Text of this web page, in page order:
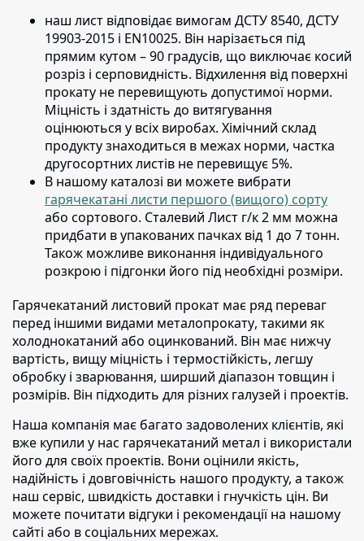
наш лист відповідає вимогам ДСТУ 8540, ДСТУ
19903-2015 і EN10025. Він нарізається під
прямим кутом – 90 градусів, що виключає косий
розріз і серповидність. Відхилення від поверхні
прокату не перевищують допустимої норми.
Міцність і здатність до витягування
оцінюються у всіх виробах. Хімічний склад
продукту знаходиться в межах норми, частка
другосортних листів не перевищує 5%.
В нашому каталозі ви можете вибрати
гарячекатані листи першого (вищого) сорту
або сортового. Сталевий Лист г/к 2 мм можна
придбати в упакованих пачках від 1 до 7 тонн.
Також можливе виконання індивідуального
розкрою і підгонки його під необхідні розміри.
Гарячекатаний листовий прокат має ряд переваг
перед іншими видами металопрокату, такими як
холоднокатаний або оцинкований. Він має нижчу
вартість, вищу міцність і термостійкість, легшу
обробку і зварювання, ширший діапазон товщин і
розмірів. Він підходить для різних галузей і проектів.
Наша компанія має багато задоволених клієнтів, які
вже купили у нас гарячекатаний метал і використали
його для своїх проектів. Вони оцінили якість,
надійність і довговічність нашого продукту, а також
наш сервіс, швидкість доставки і гнучкість цін. Ви
можете почитати відгуки і рекомендації на нашому
сайті або в соціальних мережах.